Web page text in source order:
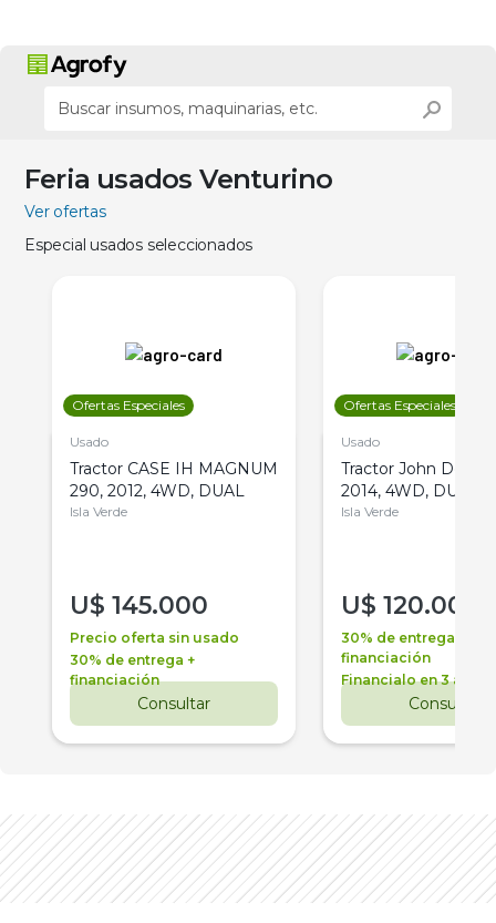
Feria usados Venturino
Ver ofertas
Especial usados seleccionados
Ofertas Especiales
Usado
Tractor CASE IH MAGNUM
290, 2012, 4WD, DUAL
Isla Verde
U$ 145.000
Precio oferta sin usado
30% de entrega +
financiación
Consultar
Ofertas Especiales
Usado
Tractor John Deere
2014, 4WD, DUAL
Isla Verde
U$ 120.000
30% de entrega +
financiación
Financialo en 3 años
Consultar